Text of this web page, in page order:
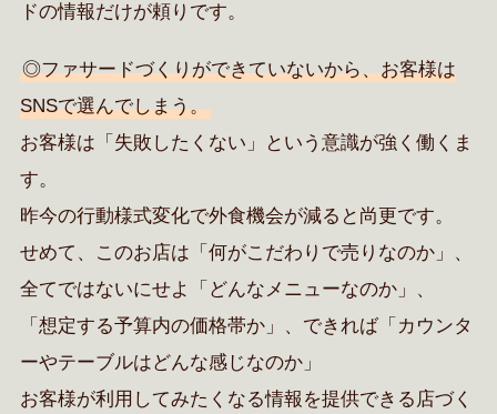
ドの情報だけが頼りです。
◎ファサードづくりができていないから、お客様は
SNSで選んでしまう。
お客様は「失敗したくない」という意識が強く働くま
す。
昨今の行動様式変化で外食機会が減ると尚更です。
せめて、このお店は「何がこだわりで売りなのか」、
全てではないにせよ「どんなメニューなのか」、
「想定する予算内の価格帯か」、できれば「カウンタ
ーやテーブルはどんな感じなのか」
お客様が利用してみたくなる情報を提供できる店づく